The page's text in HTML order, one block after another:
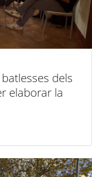
dels
elaborar la